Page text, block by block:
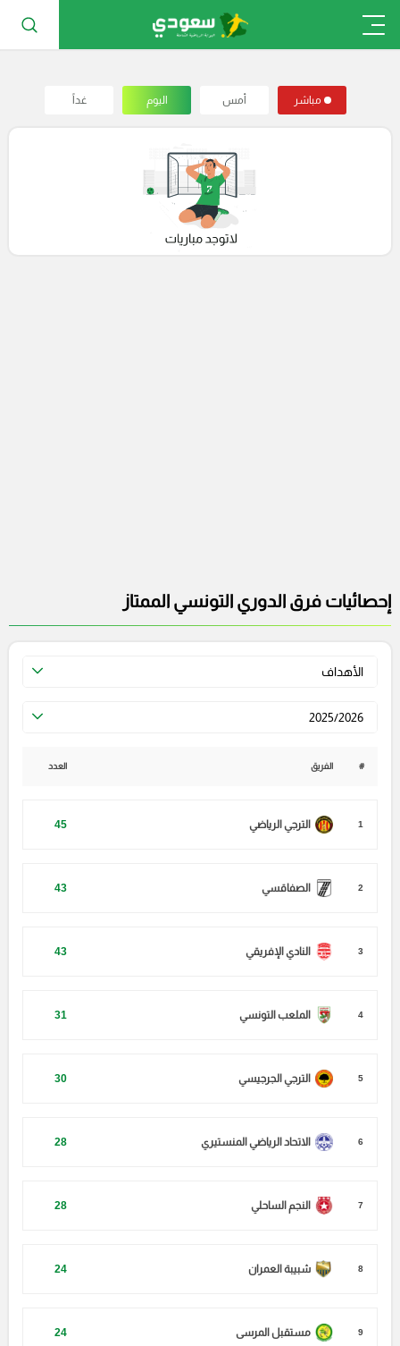
مباشر أمس اليوم غداً
إحصائيات فرق الدوري التونسي الممتاز
الأهداف
2025/2026
# الفريق العدد
1 الترجي الرياضي 45
2 الصفاقسي 43
3 النادي الإفريقي 43
4 الملعب التونسي 31
5 الترجي الجرجيسي 30
6 الاتحاد الرياضي المنستيري 28
7 النجم الساحلي 28
8 شبيبة العمران 24
9 مستقبل المرسى 24